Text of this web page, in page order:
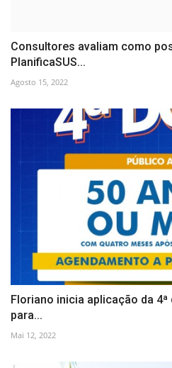
Consultores avaliam como
PlanificaSUS...
Agosto 15, 2022
Floriano inicia aplicação da
para...
Mai 12, 2022